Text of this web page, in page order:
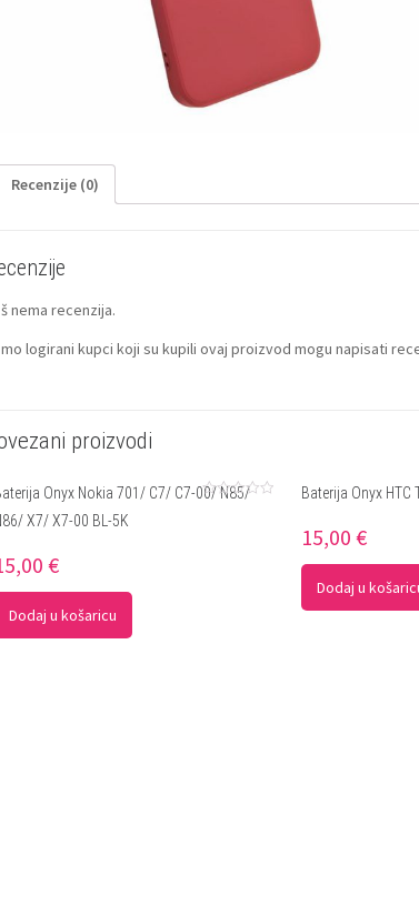
Recenzije (0)
nema recenzija.
logirani kupci koji su kupili ovaj proizvod mogu napisati
proizvodi
Onyx Nokia 701/ C7/ C7-00/ N85/
X7/ X7-00 BL-5K
€
Dodaj u košaricu
Baterija Onyx HTC
15,00 €
Dodaj u